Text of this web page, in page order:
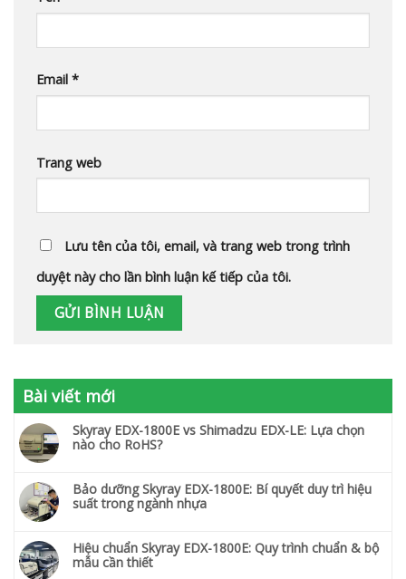
Email *
Trang web
Lưu tên của tôi, email, và trang web trong trình
duyệt này cho lần bình luận kế tiếp của tôi.
Bài viết mới
Skyray EDX-1800E vs Shimadzu EDX-LE: Lựa chọn
nào cho RoHS?
Bảo dưỡng Skyray EDX-1800E: Bí quyết duy trì hiệu
suất trong ngành nhựa
Hiệu chuẩn Skyray EDX-1800E: Quy trình chuẩn & bộ
mẫu cần thiết